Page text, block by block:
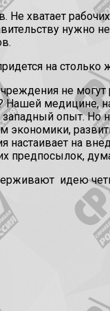
рабочих
нужно
на
не могут
медицине,
опыт.
на
предпосылок,
идею